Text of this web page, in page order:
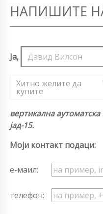
НАПИШИТЕ
Ја,
Хитно желите да
купите
вертикална
јад-15.
Моји контакт подаци:
е-маил:
телефон: